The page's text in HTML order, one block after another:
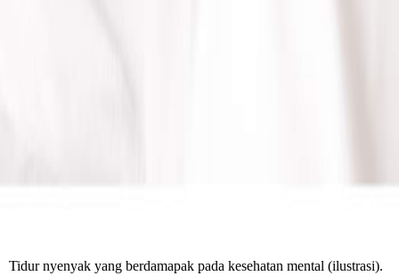
Tidur nyenyak yang berdamapak pada kesehatan mental (ilustrasi).